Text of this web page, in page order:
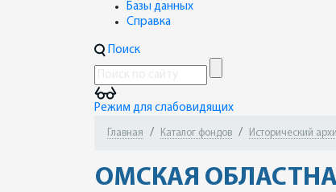
Базы данных
Справка
Поиск
Режим для слабовидящих
Главная Каталог фондов Исторический
ОМСКАЯ